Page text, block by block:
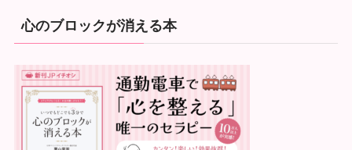
心のブロックが消える本